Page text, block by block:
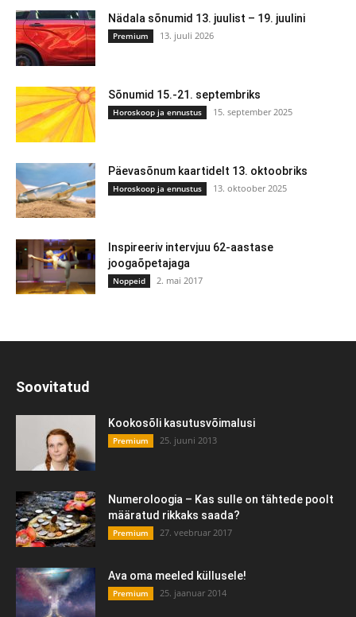
Nädala sõnumid 13. juulist – 19. juulini
Premium 13. juuli 2026
Sõnumid 15.-21. septembriks
Horoskoop ja ennustus 15. september 2025
Päevasõnum kaartidelt 13. oktoobriks
Horoskoop ja ennustus 13. oktoober 2025
Inspireeriv intervjuu 62-aastase
joogaõpetajaga
Noppeid 2. mai 2017
Soovitatud
Kookosõli kasutusvõimalusi
Premium 25. juuni 2013
Numeroloogia – Kas sulle on tähtede poolt
määratud rikkaks saada?
Premium 27. veebruar 2017
Ava oma meeled küllusele!
Premium 25. jaanuar 2014